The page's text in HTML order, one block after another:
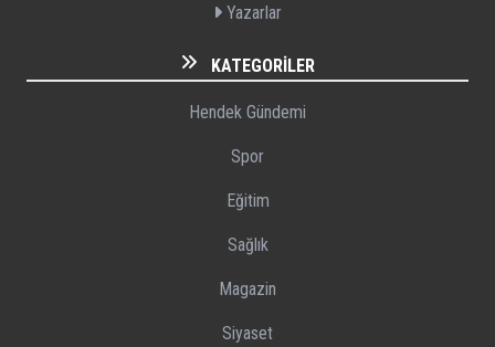
Yazarlar
KATEGORILER
Hendek Gündemi
Spor
Eğitim
Sağlık
Magazin
Siyaset